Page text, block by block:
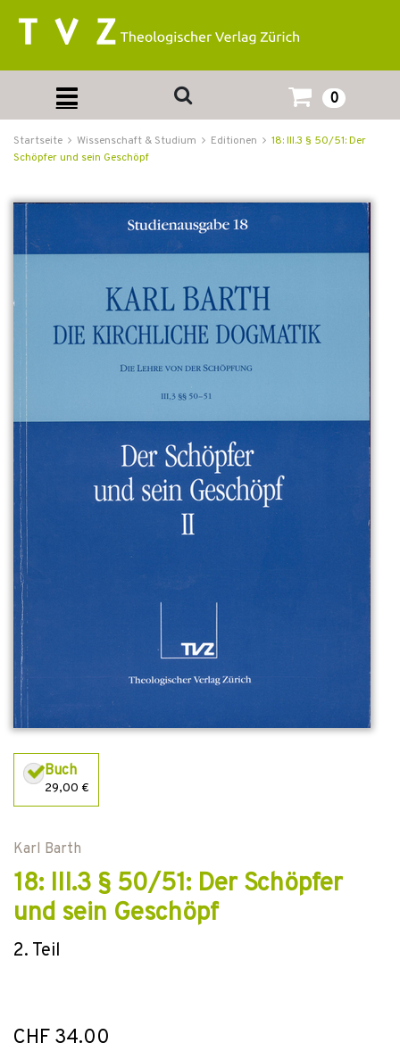
0
Startseite Wissenschaft & Studium Editionen
18: III.3 § 50/51: Der
Schöpfer und sein Geschöpf
Buch
29,00 €
Karl Barth
18: III.3 § 50/51: Der Schöpfer
und sein Geschöpf
2. Teil
CHF 34.00